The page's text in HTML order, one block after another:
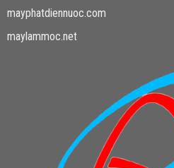
mayphatdiennuoc.com
maylammoc.net